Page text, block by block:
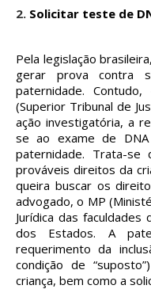
2. Solicitar teste de
Pela legislação
gerar prova contra
paternidade.
(Superior Tribunal de
ação investigatória, a
se ao exame de
paternidade. Trata-
prováveis direitos da
queira buscar os
advogado, o MP
Jurídica das
dos Estados. A
requerimento da
condição de
criança, bem como a